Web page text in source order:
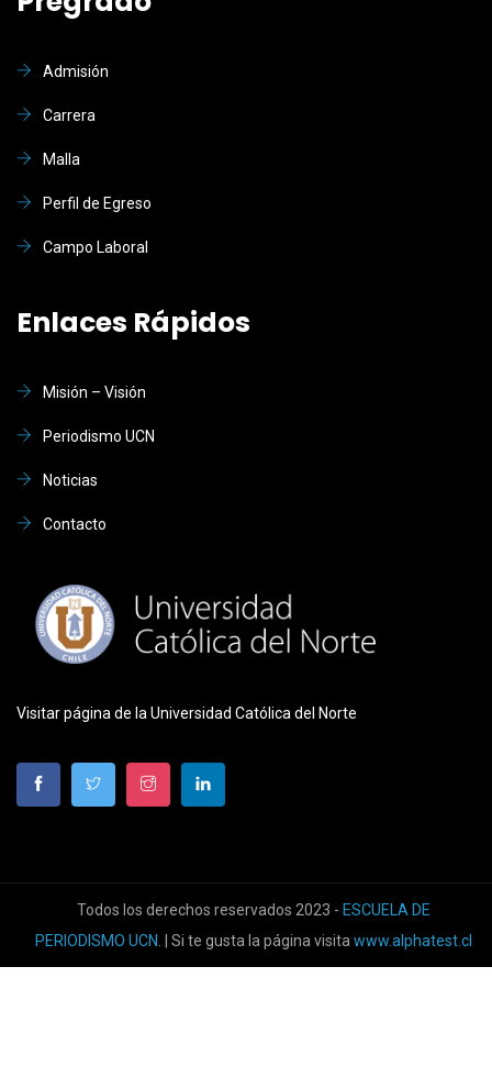
Admisión
Carrera
Malla
Perfil de Egreso
Campo Laboral
Enlaces Rápidos
Misión – Visión
Periodismo UCN
Noticias
Contacto
Visitar página de la Universidad Católica del Norte
Todos los derechos reservados 2023 - ESCUELA DE
PERIODISMO UCN
. | Si te gusta la página visita www.alphatest.cl